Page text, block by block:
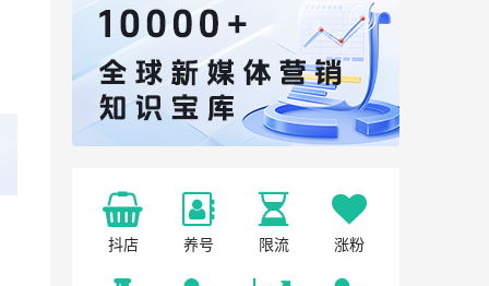
抖店 养号 限流 涨粉